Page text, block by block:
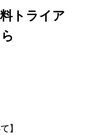
トライア
て】